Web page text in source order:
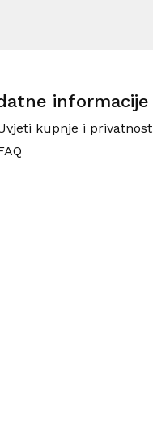
informacije
kupnje i privatnost